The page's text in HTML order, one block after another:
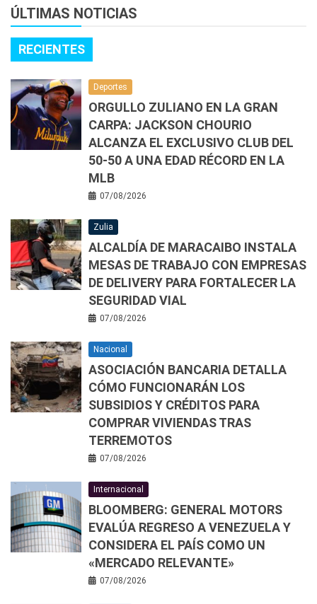
ÚLTIMAS NOTICIAS
RECIENTES
Deportes
ORGULLO ZULIANO EN LA GRAN
CARPA: JACKSON CHOURIO
ALCANZA EL EXCLUSIVO CLUB DEL
50-50 A UNA EDAD RÉCORD EN LA
MLB
07/08/2026
Zulia
ALCALDÍA DE MARACAIBO INSTALA
MESAS DE TRABAJO CON EMPRESAS
DE DELIVERY PARA FORTALECER LA
SEGURIDAD VIAL
07/08/2026
Nacional
ASOCIACIÓN BANCARIA DETALLA
CÓMO FUNCIONARÁN LOS
SUBSIDIOS Y CRÉDITOS PARA
COMPRAR VIVIENDAS TRAS
TERREMOTOS
07/08/2026
Internacional
BLOOMBERG: GENERAL MOTORS
EVALÚA REGRESO A VENEZUELA Y
CONSIDERA EL PAÍS COMO UN
«MERCADO RELEVANTE»
07/08/2026